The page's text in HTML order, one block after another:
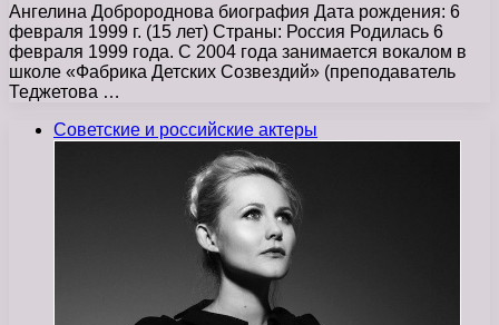
Ангелина Добророднова биография Дата рождения: 6
февраля 1999 г. (15 лет) Страны: Россия Родилась 6
февраля 1999 года. С 2004 года занимается вокалом в
школе «Фабрика Детских Созвездий» (преподаватель
Теджетова …
Советские и российские актеры